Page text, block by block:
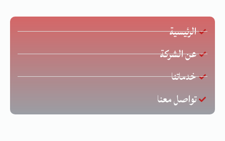
الرئيسية
عن الشركة
خدماتنا
تواصل معنا